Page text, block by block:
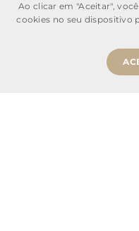
Ao clicar em "Aceitar",
cookies no seu dispositivo